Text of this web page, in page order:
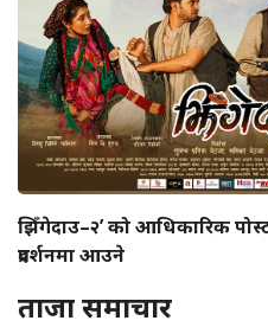
झिँगेदाउ–२’ को आधिकारिक
प्रदर्शनमा आउने
ताजा समाचार